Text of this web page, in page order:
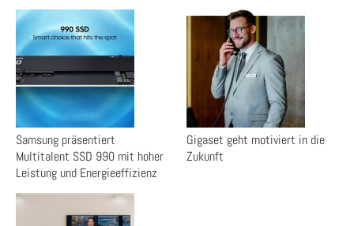
Samsung präsentiert
Multitalent SSD 990 mit hoher
Leistung und Energieeffizienz
Gigaset geht motiviert in die
Zukunft